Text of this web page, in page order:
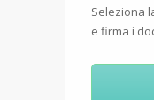
Seleziona
e firma i